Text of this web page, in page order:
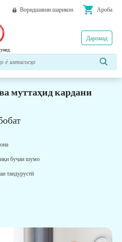
Воридшавии шарикон shopping_cart Ароба
Даромад
муттаҳид кардани
буҷаи шумо
тандурустӣ